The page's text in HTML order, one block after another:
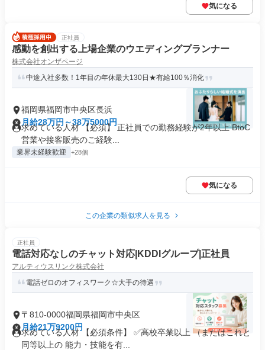
気になる
正社員
感動を創出する上場企業のウエディングプランナー
株式会社オンザページ
中途入社多数！1年目の年休最大130日★有給100％消化
福岡県福岡市中央区長浜
月給28万円～38万5000円
求めている人材 【必須】 正社員での勤務経験が2年以上 BtoC
営業や接客販売のご経験...
業界未経験歓迎 +28個
気になる
この企業の類似求人を見る
正社員
電話対応なしのチャット対応|KDDIグループ|正社員
アルティウスリンク株式会社
電話ゼロのオフィスワーク☆大手の待遇
〒810-0000福岡県福岡市中央区
月給21万9200円
求めている人材 【必須条件】 ✅高校卒業以上 （またはこれと
同等以上の 能力・技能を有...